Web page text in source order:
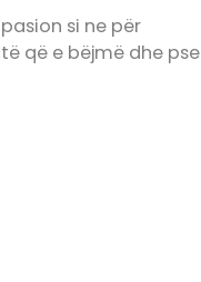
si ne për
që e bëjmë dhe pse